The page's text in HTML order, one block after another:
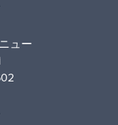
ュー